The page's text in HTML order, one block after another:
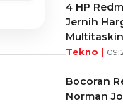
4 HP
Jernih
Tekno |
Bocoran
Norman